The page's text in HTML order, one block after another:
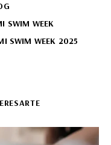
SWIM WEEK
SWIM WEEK 2025